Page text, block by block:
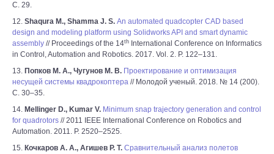
С. 29.
12. Shaqura M., Shamma J. S. An automated quadcopter CAD based
design and modeling platform using Solidworks API and smart dynamic
assembly // Proceedings of the 14th International Conference on Informatics
in Control, Automation and Robotics. 2017. Vol. 2. P. 122–131.
13. Попков М. А., Чугунов М. В. Проектирование и оптимизация
несущей системы квадрокоптера // Молодой ученый. 2018. № 14 (200).
С. 30–35.
14. Mellinger D., Kumar V. Minimum snap trajectory generation and control
for quadrotors // 2011 IEEE International Conference on Robotics and
Automation. 2011. P. 2520–2525.
15. Кочкаров А. А., Агишев Р. Т. Сравнительный анализ полетов